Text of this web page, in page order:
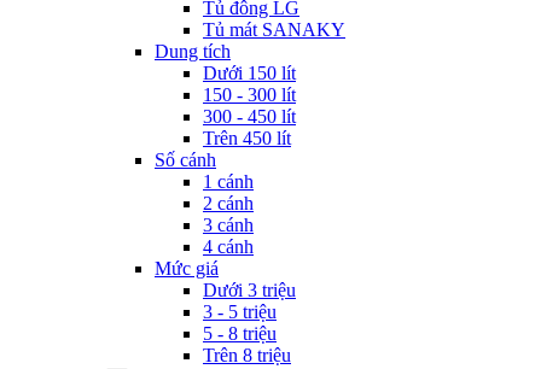
Tủ đông LG
Tủ mát SANAKY
Dung tích
Dưới 150 lít
150 - 300 lít
300 - 450 lít
Trên 450 lít
Số cánh
1 cánh
2 cánh
3 cánh
4 cánh
Mức giá
Dưới 3 triệu
3 - 5 triệu
5 - 8 triệu
Trên 8 triệu